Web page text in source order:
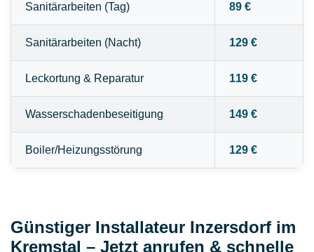
Sanitärarbeiten (Tag) 89 €
Sanitärarbeiten (Nacht) 129 €
Leckortung & Reparatur 119 €
Wasserschadenbeseitigung 149 €
Boiler/Heizungsstörung 129 €
Günstiger Installateur Inzersdorf im
Kremstal – Jetzt anrufen & schnelle